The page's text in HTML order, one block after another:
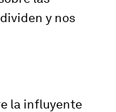
y nos
la influyente